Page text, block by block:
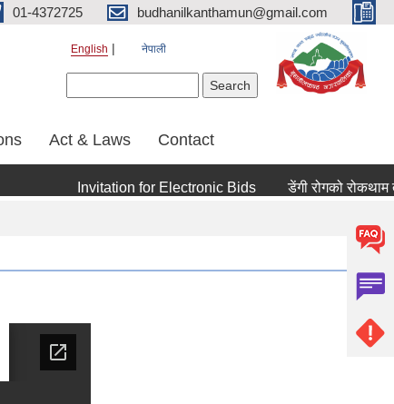
01-4372725 budhanilkanthamun@gmail.com
English नेपाली
Act & Laws Contact
Invitation for Electronic Bids डेंगी रोगको रोकथाम